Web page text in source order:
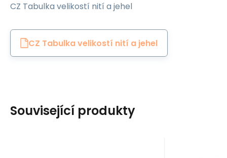
CZ Tabulka velikostí nití a jehel
CZ Tabulka velikostí nití a jehel
Související produkty